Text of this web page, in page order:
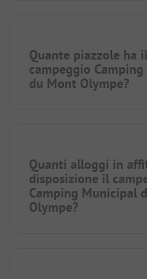
Quante piazzole ha il
campeggio
du Mont Olympe?
Quanti alloggi in
disposizione il
Camping Municipal
Olympe?